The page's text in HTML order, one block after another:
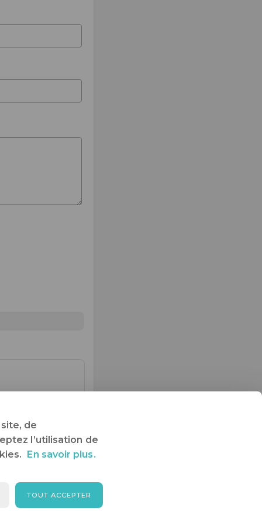
de
l’utilisation de
En savoir plus.
TOUT ACCEPTER